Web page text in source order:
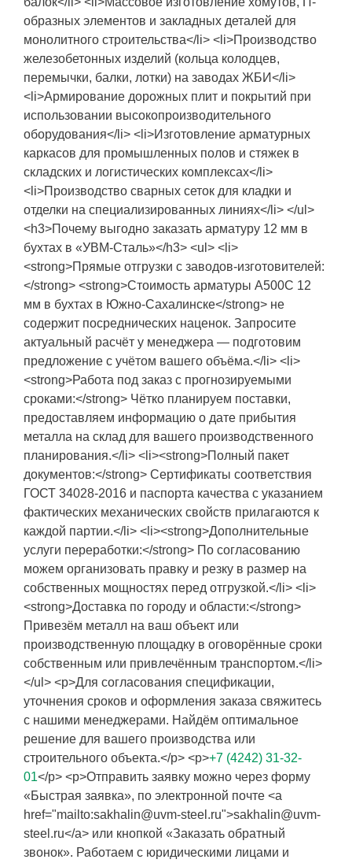
образных элементов и закладных деталей для
монолитного строительства</li> <li>Производство
железобетонных изделий (кольца колодцев,
перемычки, балки, лотки) на заводах ЖБИ</li>
<li>Армирование дорожных плит и покрытий при
использовании высокопроизводительного
оборудования</li> <li>Изготовление арматурных
каркасов для промышленных полов и стяжек в
складских и логистических комплексах</li>
<li>Производство сварных сеток для кладки и
отделки на специализированных линиях</li> </ul>
<h3>Почему выгодно заказать арматуру 12 мм в
бухтах в «УВМ-Сталь»</h3> <ul> <li>
<strong>Прямые отгрузки с заводов-изготовителей:
</strong> <strong>Стоимость арматуры А500С 12
мм в бухтах в Южно-Сахалинске</strong> не
содержит посреднических наценок. Запросите
актуальный расчёт у менеджера — подготовим
предложение с учётом вашего объёма.</li> <li>
<strong>Работа под заказ с прогнозируемыми
сроками:</strong> Чётко планируем поставки,
предоставляем информацию о дате прибытия
металла на склад для вашего производственного
планирования.</li> <li><strong>Полный пакет
документов:</strong> Сертификаты соответствия
ГОСТ 34028-2016 и паспорта качества с указанием
фактических механических свойств прилагаются к
каждой партии.</li> <li><strong>Дополнительные
услуги переработки:</strong> По согласованию
можем организовать правку и резку в размер на
собственных мощностях перед отгрузкой.</li> <li>
<strong>Доставка по городу и области:</strong>
Привезём металл на ваш объект или
производственную площадку в оговорённые сроки
собственным или привлечённым транспортом.</li>
</ul> <p>Для согласования спецификации,
уточнения сроков и оформления заказа свяжитесь
с нашими менеджерами. Найдём оптимальное
решение для вашего производства или
строительного объекта.</p> <p>+7 (4242) 31-32-
01</p> <p>Отправить заявку можно через форму
«Быстрая заявка», по электронной почте <a
href="mailto:sakhalin@uvm-steel.ru">sakhalin@uvm-
steel.ru</a> или кнопкой «Заказать обратный
звонок». Работаем с юридическими лицами и